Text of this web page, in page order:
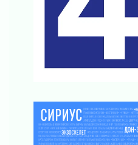
Шесть новых жизней в
03 августа 2026
Уроки безопасности
02 августа 2026
«Активное лето»
02 августа 2026